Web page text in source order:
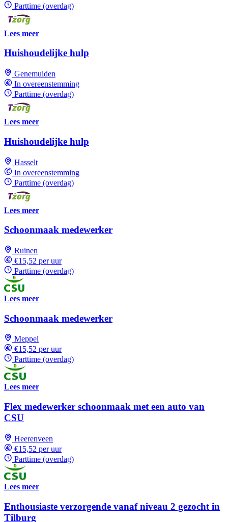
Parttime (overdag)
Lees meer
Huishoudelijke hulp
Genemuiden
In overeenstemming
Parttime (overdag)
Lees meer
Huishoudelijke hulp
Hasselt
In overeenstemming
Parttime (overdag)
Lees meer
Schoonmaak medewerker
Ruinen
€15,52 per uur
Parttime (overdag)
Lees meer
Schoonmaak medewerker
Meppel
€15,52 per uur
Parttime (overdag)
Lees meer
Flex medewerker schoonmaak met een auto van
CSU
Heerenveen
€15,52 per uur
Parttime (overdag)
Lees meer
Enthousiaste verzorgende vanaf niveau 2 gezocht in
Tilburg